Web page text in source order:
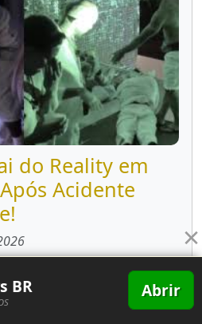
do Reality em
Acidente
×
BR Abrir